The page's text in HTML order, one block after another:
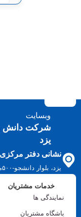
وبسایت
شرکت دانش
یزد
نشانی دفتر مرکزی
یزد، بلوار دانشجو-۵۰۰متر بعد از پمپ بنزین، نبش کوچه ۲۲ بلوار دانشجو
خدمات مشتریان
نمایندگی ها
باشگاه مشتریان